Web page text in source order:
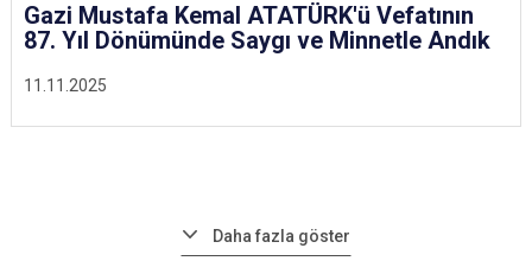
11.11.2025
Gazi Mustafa Kemal ATATÜRK'ü Vefatının
87. Yıl Dönümünde Saygı ve Minnetle Andık
Daha fazla göster